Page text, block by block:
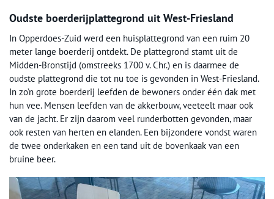
Oudste boerderijplattegrond uit West-Friesland
In Opperdoes-Zuid werd een huisplattegrond van een ruim 20
meter lange boerderij ontdekt. De plattegrond stamt uit de
Midden-Bronstijd (omstreeks 1700 v. Chr.) en is daarmee de
oudste plattegrond die tot nu toe is gevonden in West-Friesland.
In zo’n grote boerderij leefden de bewoners onder één dak met
hun vee. Mensen leefden van de akkerbouw, veeteelt maar ook
van de jacht. Er zijn daarom veel runderbotten gevonden, maar
ook resten van herten en elanden. Een bijzondere vondst waren
de twee onderkaken en een tand uit de bovenkaak van een
bruine beer.